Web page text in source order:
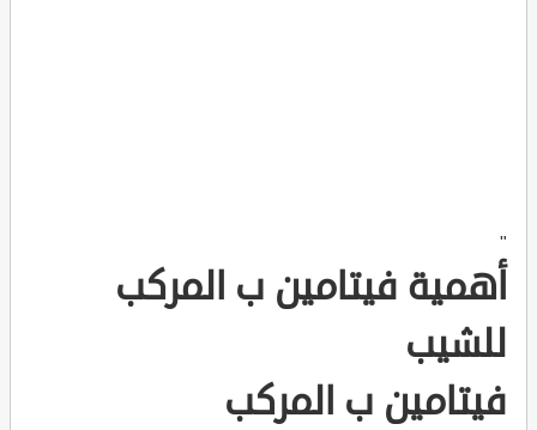
"
أهمية فيتامين ب المركب
للشيب
فيتامين ب المركب